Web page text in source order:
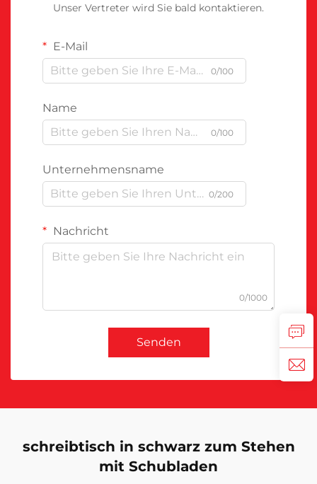
Unser Vertreter wird Sie bald kontaktieren.
E-Mail
0/100
Name
0/100
Unternehmensname
0/200
Nachricht
0/1000
Senden
schreibtisch in schwarz zum Stehen
mit Schubladen